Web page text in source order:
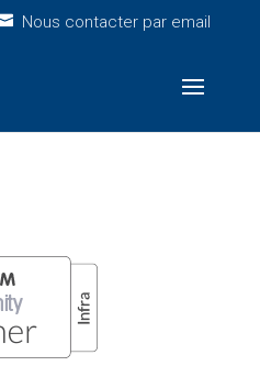
Nous contacter par email